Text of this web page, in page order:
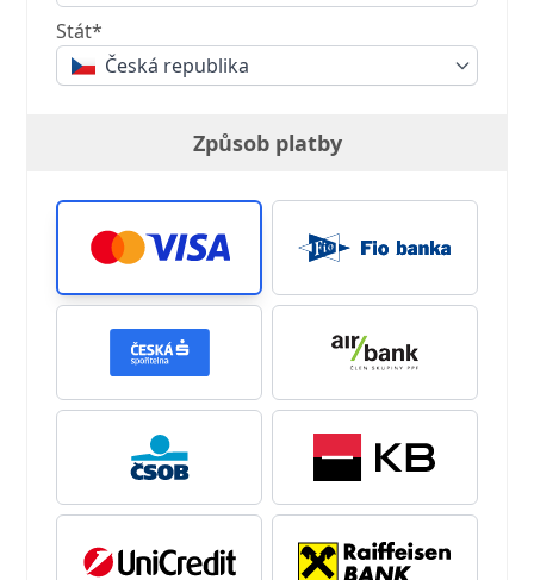
Stát*
Česká republika
Způsob platby